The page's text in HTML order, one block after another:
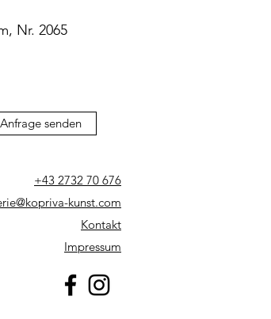
Nr. 2065
Anfrage senden
+43 2732 70 676
kunst.com
Kontakt
Impressum